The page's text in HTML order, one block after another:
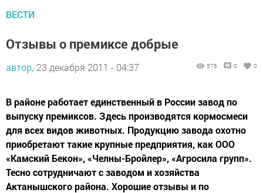
ВЕСТИ
Отзывы о премиксе добрые
автор, 23 декабря 2011 - 04:37 576 0 0
В районе работает единственный в России завод по
выпуску премиксов. Здесь производятся кормосмеси
для всех видов животных. Продукцию завода охотно
приобретают такие крупные предприятия, как ООО
«Камский Бекон», «Челны-Бройлер», «Агросила групп».
Тесно сотрудничают с заводом и хозяйства
Актанышского района. Хорошие отзывы и по